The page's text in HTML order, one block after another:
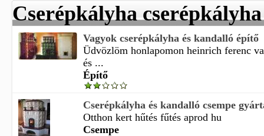
Cserépkályha
Vagyok cserépkályha és kandalló építő
Üdvözlöm honlapomon heinrich ferenc
és ...
Építő
Cserépkályha és kandalló csempe
Otthon kert hűtés fűtés aprod hu
Csempe